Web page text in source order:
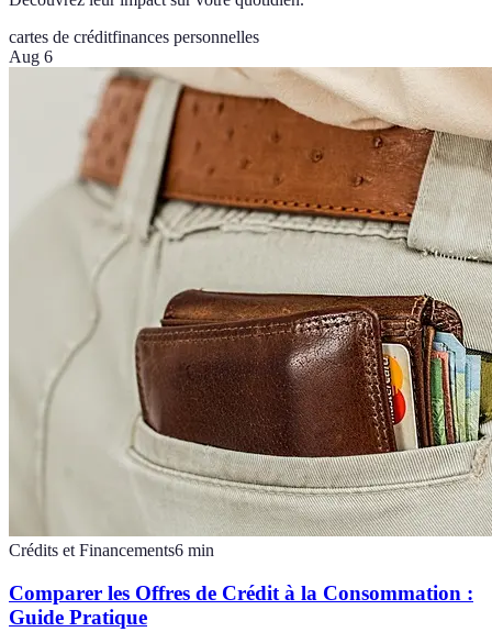
cartes de créditfinances personnelles
Aug 6
Crédits et Financements6 min
Comparer les Offres de Crédit à la Consommation :
Guide Pratique